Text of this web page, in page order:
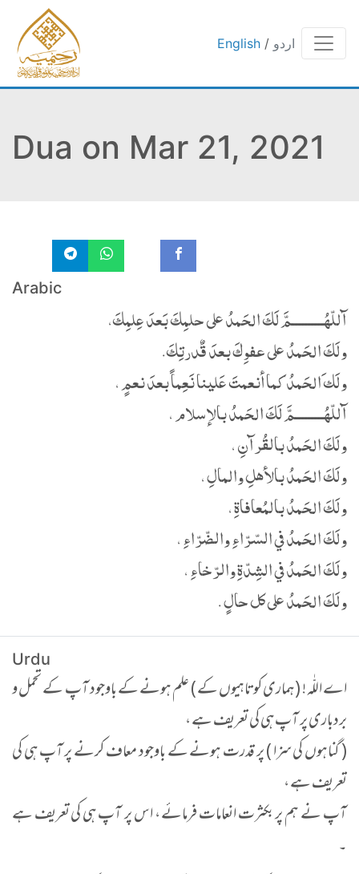
English / اردو
Dua on Mar 21, 2021
Arabic
آللّهُــــــــــمَّ لَكَ الحَمدُ على حلمِكَ بَعدَ عِلمِكَ،
ولَكَ الحَمدُ على عفوِكَ بعدَ قٌدرتِكَ.
ولَك َالحَمدُ كما أنعمتَ عَلينا نَعِماً بعدَ نعمٍ ،
آللّهُـــــــــمَّ لَكَ الحَمدُ بالإسلام ،
ولَكَ الحَمدُ بالقُرآنِ ،
ولَكَ الحَمدُ بالأهلِ والمالِ ،
ولَكَ الحَمدُ بالمُعافاةِ ،
ولَكَ الحَمدُ في السّرّاءِ والضّرّاءِ ،
ولَكَ الحَمدُ في الشِدّةِ والرّخاءِ ،
ولَكَ الحَمدُ على كل حالٍ .
Urdu
اے اللّٰہ ! ( ہماری کوتاہیوں کے ) علم ہونے کے باوجود آپ کے تحمل و
بردباری پر آپ ہی کی تعریف ہے ،
( گناہوں کی سزا ) پر قدرت ہونے کے باوجود معاف کرنے پر آپ ہی کی
تعریف ہے ،
آپ نے ہم پر بکثرت انعامات فرمائے ، اس پر آپ ہی کی تعریف ہے
۔